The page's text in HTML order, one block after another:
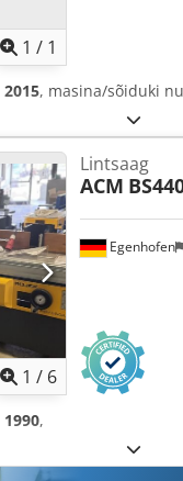
1 / 1
2015, masina/sõiduki
1 / 6
Egenhofen
Lintsaag
ACM
1990,